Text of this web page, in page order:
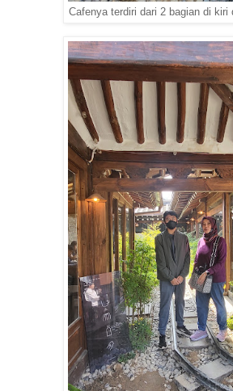
Cafenya terdiri dari 2 bagian di kiri